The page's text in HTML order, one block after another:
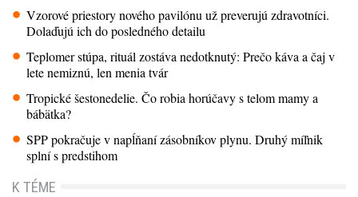
Vzorové priestory nového pavilónu už preverujú zdravotníci.
Dolaďujú ich do posledného detailu
Teplomer stúpa, rituál zostáva nedotknutý: Prečo káva a čaj v
lete nemiznú, len menia tvár
Tropické šestonedelie. Čo robia horúčavy s telom mamy a
bábätka?
SPP pokračuje v napĺňaní zásobníkov plynu. Druhý míľnik
splní s predstihom
K TÉME